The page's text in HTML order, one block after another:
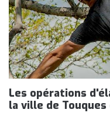
Les opérations
la ville de